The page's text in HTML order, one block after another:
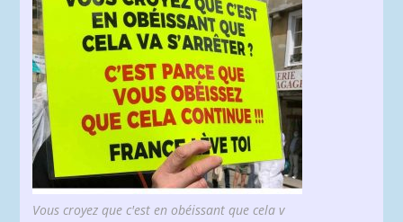
Vous croyez que c'est en obéissant que cela v